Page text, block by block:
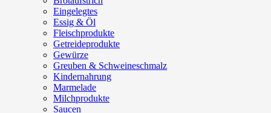
Eingelegtes
Essig & Öl
Fleischprodukte
Getreideprodukte
Gewürze
Greuben & Schweineschmalz
Kindernahrung
Marmelade
Milchprodukte
Saucen